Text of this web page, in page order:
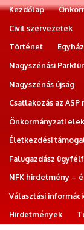
Kezdőlap
Civil szervezetek
Történet
Egyház
Nagyszénási
Nagyszénás újság
Csatlakozás az
Önkormányzati
Életkezdési
Falugazdász
NFK hirdetmény –
Választási
Hirdetmények